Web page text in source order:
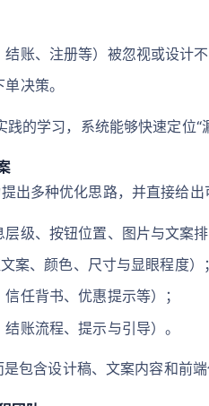
账、注册等）被忽视或设计不
决策。
的学习，系统能够快速定位
多种优化思路，并直接给出
级、按钮位置、图片与文案排
案、颜色、尺寸与显眼程度）；
任背书、优惠提示等）；
账流程、提示与引导）。
包含设计稿、文案内容和前